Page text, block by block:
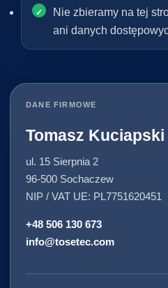
Nie zbieramy na tej
ani danych
DANE FIRMOWE
Tomasz Kuciapski
ul. 15 Sierpnia 2
96-500 Sochaczew
NIP / VAT UE: PL7751620451
+48 506 130 673
info@tosetec.com